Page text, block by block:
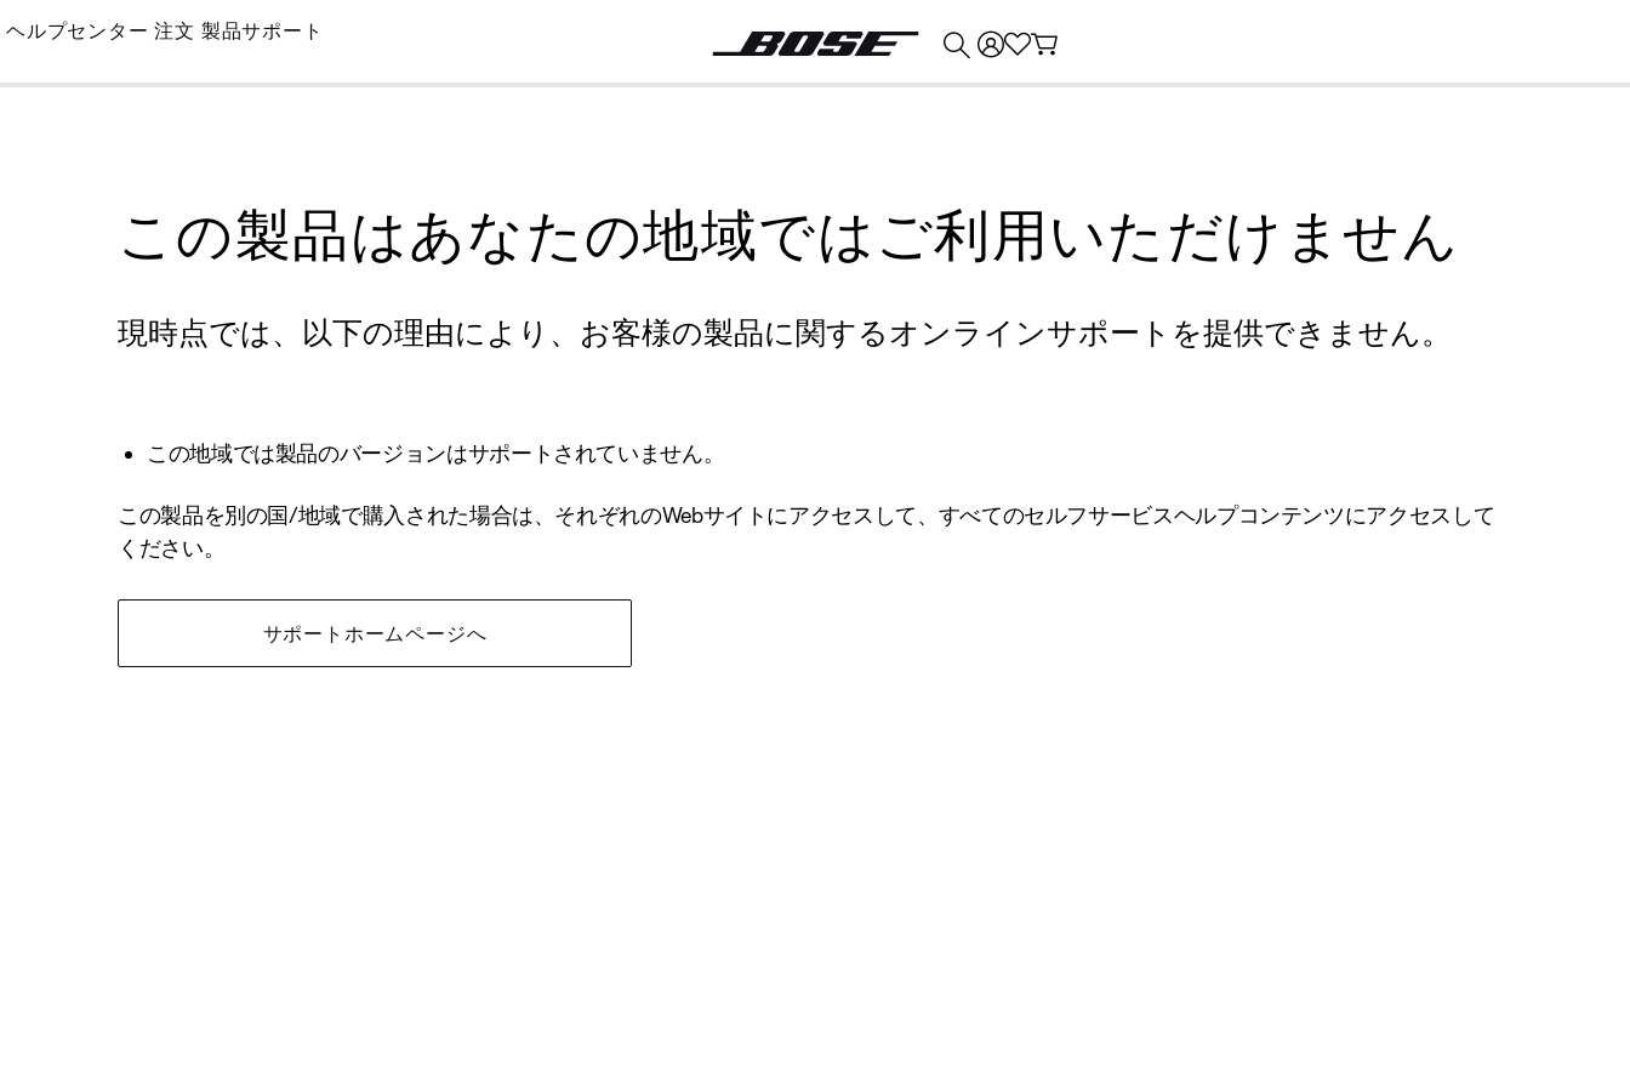
Skip
Main
ヘルプセンター 注文 製品サポート
この製品はあなたの地域ではご利用いただけません
現時点では、以下の理由により、お客様の製品に関するオンラインサポートを提供できません。
この地域では製品のバージョンはサポートされていません。
この製品を別の国/地域で購入された場合は、それぞれのWebサイトにアクセスして、すべてのセルフサービスヘルプコンテンツにアクセスして
ください。
サポートホームページへ